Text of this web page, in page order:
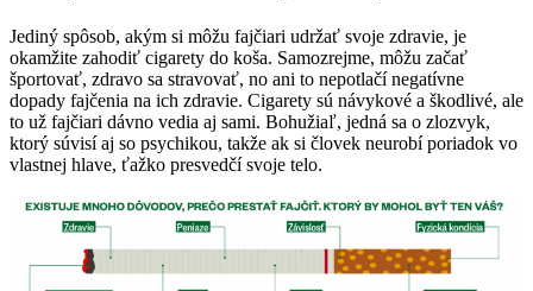
Jediný spôsob, akým si môžu fajčiari udržať svoje zdravie, je
okamžite zahodiť cigarety do koša. Samozrejme, môžu začať
športovať, zdravo sa stravovať, no ani to nepotlačí negatívne
dopady fajčenia na ich zdravie. Cigarety sú návykové a škodlivé, ale
to už fajčiari dávno vedia aj sami. Bohužiaľ, jedná sa o zlozvyk,
ktorý súvisí aj so psychikou, takže ak si človek neurobí poriadok vo
vlastnej hlave, ťažko presvedčí svoje telo.